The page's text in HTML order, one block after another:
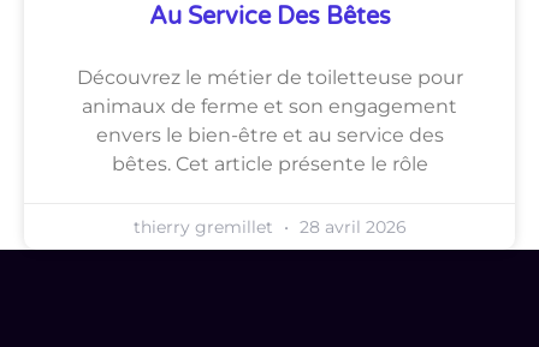
Au Service Des Bêtes
Découvrez le métier de toiletteuse pour
animaux de ferme et son engagement
envers le bien-être et au service des
bêtes. Cet article présente le rôle
thierry gremillet 28 avril 2026